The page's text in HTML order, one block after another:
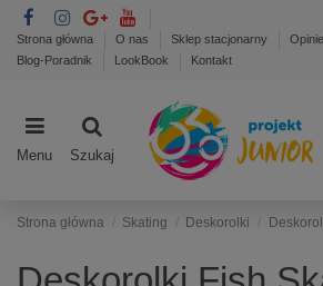
Strona główna O nas Sklep stacjonarny
Blog-Poradnik
LookBook Kontakt
Menu Szukaj
Strona główna Skating Deskorolki